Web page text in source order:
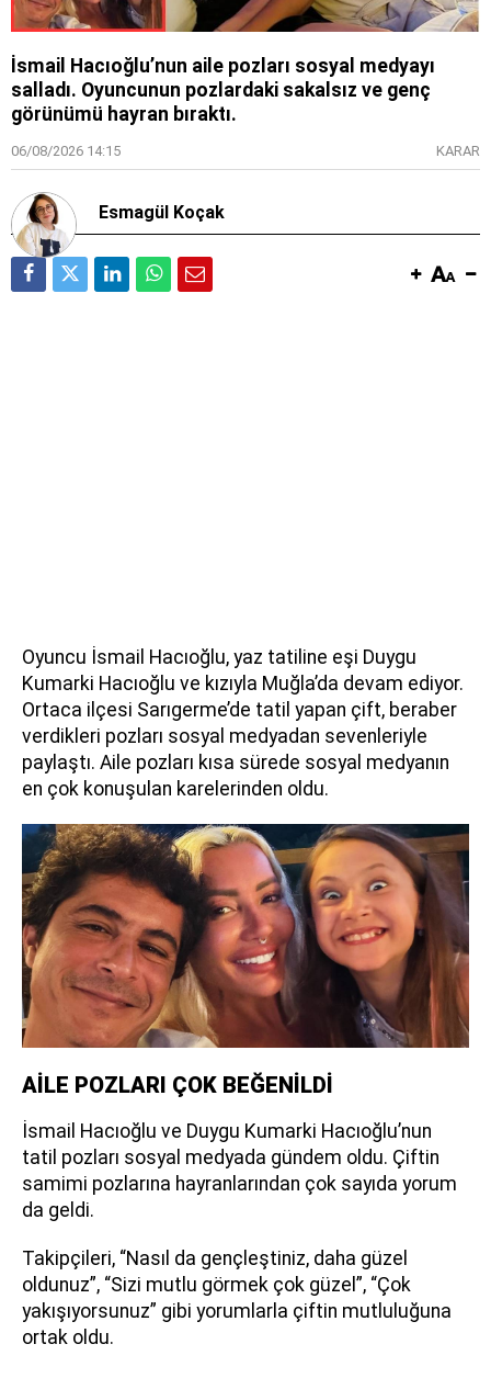
İsmail Hacıoğlu’nun aile pozları sosyal medyayı
salladı. Oyuncunun pozlardaki sakalsız ve genç
görünümü hayran bıraktı.
06/08/2026 14:15 KARAR
Esmagül Koçak
Oyuncu İsmail Hacıoğlu, yaz tatiline eşi Duygu
Kumarki Hacıoğlu ve kızıyla Muğla’da devam ediyor.
Ortaca ilçesi Sarıgerme’de tatil yapan çift, beraber
verdikleri pozları sosyal medyadan sevenleriyle
paylaştı. Aile pozları kısa sürede sosyal medyanın
en çok konuşulan karelerinden oldu.
AİLE POZLARI ÇOK BEĞENİLDİ
İsmail Hacıoğlu ve Duygu Kumarki Hacıoğlu’nun
tatil pozları sosyal medyada gündem oldu. Çiftin
samimi pozlarına hayranlarından çok sayıda yorum
da geldi.
Takipçileri, “Nasıl da gençleştiniz, daha güzel
oldunuz”, “Sizi mutlu görmek çok güzel”, “Çok
yakışıyorsunuz” gibi yorumlarla çiftin mutluluğuna
ortak oldu.